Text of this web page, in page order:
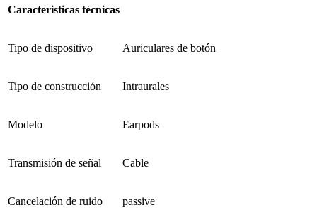
Caracteristicas técnicas
Tipo de dispositivo Auriculares de botón
Tipo de construcción Intraurales
Modelo Earpods
Transmisión de señal Cable
Cancelación de ruido passive